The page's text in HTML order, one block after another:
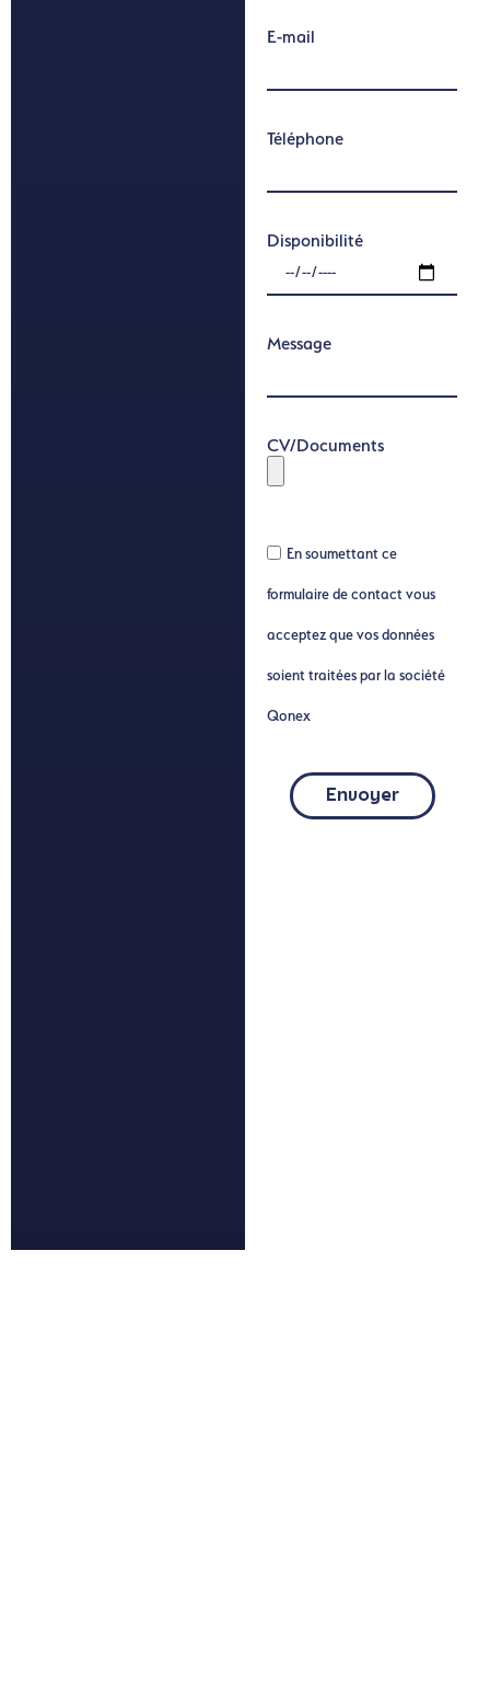
E-mail
Téléphone
Disponibilité
Message
CV/Documents
En soumettant ce
formulaire de contact vous
acceptez que vos données
soient traitées par la société
Qonex
Envoyer